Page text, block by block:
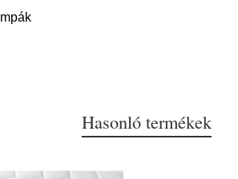
Hasonló termékek